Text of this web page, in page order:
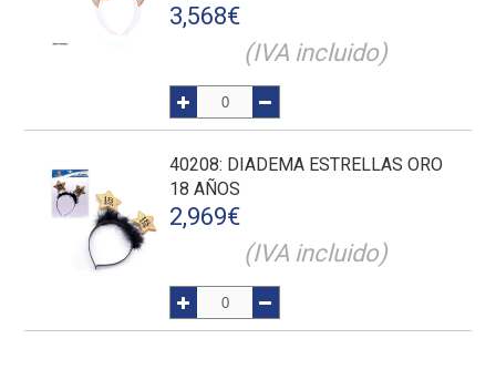
3,568€
(IVA incluido)
40208: DIADEMA ESTRELLAS ORO
18 AÑOS
2,969€
(IVA incluido)